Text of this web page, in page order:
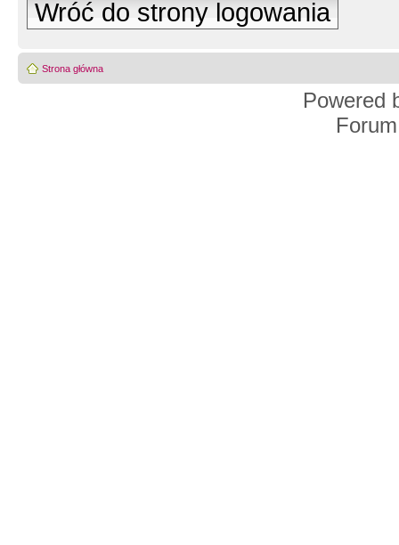
Wróć do strony logowania
Strona główna
Powered